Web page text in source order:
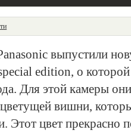
выпустили
edition, о которой
Для этой камеры
вишни,
Этот цвет прекрасно